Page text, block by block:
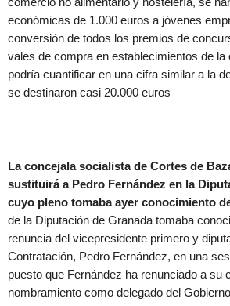
económicas de 1.000 euros a jóvenes
conversión de todos los premios de
vales de compra en establecimientos de la
podría cuantificar en una cifra similar a la
se destinaron casi 20.000 euros
La concejala socialista de Cortes de
sustituirá a Pedro Fernández en la
cuyo pleno tomaba ayer conocimiento
de la Diputación de Granada tomaba
renuncia del vicepresidente primero y
Contratación, Pedro Fernández, en una
puesto que Fernández ha renunciado a su
nombramiento como delegado del